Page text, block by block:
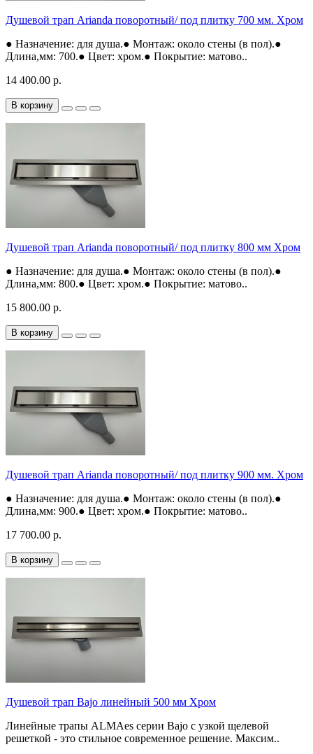
Душевой трап Arianda поворотный/ под плитку 700 мм. Хром
● Назначение: для душа.● Монтаж: около стены (в пол).●
Длина,мм: 700.● Цвет: хром.● Покрытие: матово..
14 400.00 р.
В корзину
Душевой трап Arianda поворотный/ под плитку 800 мм Хром
● Назначение: для душа.● Монтаж: около стены (в пол).●
Длина,мм: 800.● Цвет: хром.● Покрытие: матово..
15 800.00 р.
В корзину
Душевой трап Arianda поворотный/ под плитку 900 мм. Хром
● Назначение: для душа.● Монтаж: около стены (в пол).●
Длина,мм: 900.● Цвет: хром.● Покрытие: матово..
17 700.00 р.
В корзину
Душевой трап Bajo линейный 500 мм Хром
Линейные трапы ALMAes серии Bajo с узкой щелевой
решеткой - это стильное современное решение. Mаксим..